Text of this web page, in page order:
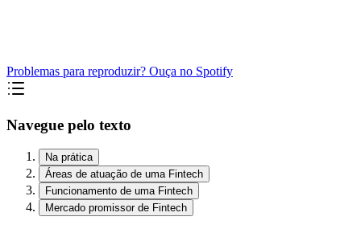
Problemas para reproduzir? Ouça no Spotify
Navegue pelo texto
Na prática
Áreas de atuação de uma Fintech
Funcionamento de uma Fintech
Mercado promissor de Fintech